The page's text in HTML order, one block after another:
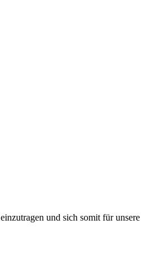
und sich somit für unsere